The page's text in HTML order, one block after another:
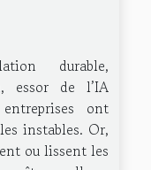
durable,
essor de l’IA
ont
instables. Or,
ou lissent les